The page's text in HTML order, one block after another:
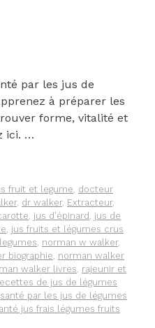
par les jus de
à préparer les
forme, vitalité et
ici. …
fruit et legume docteur
, dr walker, Extracteur,
jus d'épinard jus de
jus fruits et légumes crus
norman w walker,
biographie
norman walker
walker livres
rajeunir et
de jus de légumes
santé par les jus de légumes
jus frais légumes fruits